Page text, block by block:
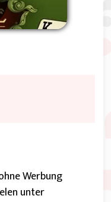
Werbung
unter